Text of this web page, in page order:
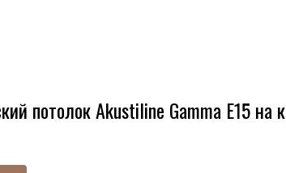
потолок Akustiline Gamma Е15 на